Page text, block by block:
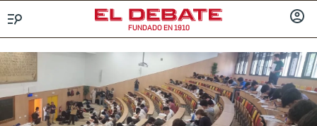
FUNDADO EN 1910